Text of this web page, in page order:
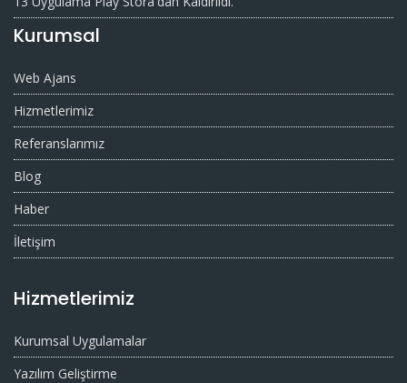
Kurumsal
Web Ajans
Hizmetlerimiz
Referanslarımız
Blog
Haber
İletişim
Hizmetlerimiz
Kurumsal Uygulamalar
Yazılım Geliştirme